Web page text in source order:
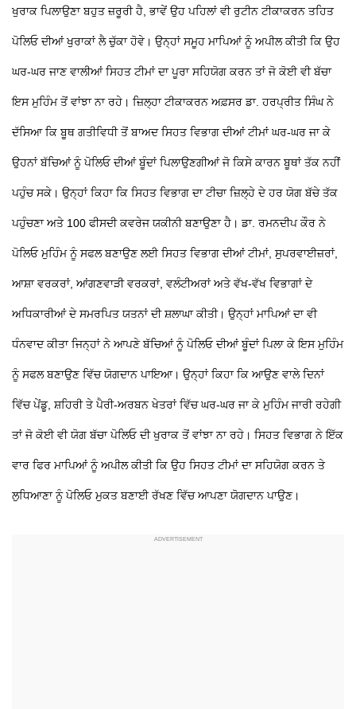
ਖੁਰਾਕ ਪਿਲਾਉਣਾ ਬਹੁਤ ਜ਼ਰੂਰੀ ਹੈ, ਭਾਵੇਂ ਉਹ ਪਹਿਲਾਂ ਵੀ ਰੁਟੀਨ ਟੀਕਾਕਰਨ ਤਹਿਤ
ਪੋਲਿਓ ਦੀਆਂ ਖੁਰਾਕਾਂ ਲੈ ਚੁੱਕਾ ਹੋਵੇ। ਉਨ੍ਹਾਂ ਸਮੂਹ ਮਾਪਿਆਂ ਨੂੰ ਅਪੀਲ ਕੀਤੀ ਕਿ ਉਹ
ਘਰ-ਘਰ ਜਾਣ ਵਾਲੀਆਂ ਸਿਹਤ ਟੀਮਾਂ ਦਾ ਪੂਰਾ ਸਹਿਯੋਗ ਕਰਨ ਤਾਂ ਜੋ ਕੋਈ ਵੀ ਬੱਚਾ
ਇਸ ਮੁਹਿੰਮ ਤੋਂ ਵਾਂਝਾ ਨਾ ਰਹੇ। ਜ਼ਿਲ੍ਹਾ ਟੀਕਾਕਰਨ ਅਫ਼ਸਰ ਡਾ. ਹਰਪ੍ਰੀਤ ਸਿੰਘ ਨੇ
ਦੱਸਿਆ ਕਿ ਬੂਥ ਗਤੀਵਿਧੀ ਤੋਂ ਬਾਅਦ ਸਿਹਤ ਵਿਭਾਗ ਦੀਆਂ ਟੀਮਾਂ ਘਰ-ਘਰ ਜਾ ਕੇ
ਉਹਨਾਂ ਬੱਚਿਆਂ ਨੂੰ ਪੋਲਿਓ ਦੀਆਂ ਬੂੰਦਾਂ ਪਿਲਾਉਣਗੀਆਂ ਜੋ ਕਿਸੇ ਕਾਰਨ ਬੂਥਾਂ ਤੱਕ ਨਹੀਂ
ਪਹੁੰਚ ਸਕੇ। ਉਨ੍ਹਾਂ ਕਿਹਾ ਕਿ ਸਿਹਤ ਵਿਭਾਗ ਦਾ ਟੀਚਾ ਜ਼ਿਲ੍ਹੇ ਦੇ ਹਰ ਯੋਗ ਬੱਚੇ ਤੱਕ
ਪਹੁੰਚਣਾ ਅਤੇ 100 ਫੀਸਦੀ ਕਵਰੇਜ ਯਕੀਨੀ ਬਣਾਉਣਾ ਹੈ।ਡਾ. ਰਮਨਦੀਪ ਕੌਰ ਨੇ
ਪੋਲਿਓ ਮੁਹਿੰਮ ਨੂੰ ਸਫਲ ਬਣਾਉਣ ਲਈ ਸਿਹਤ ਵਿਭਾਗ ਦੀਆਂ ਟੀਮਾਂ, ਸੁਪਰਵਾਈਜ਼ਰਾਂ,
ਆਸ਼ਾ ਵਰਕਰਾਂ, ਆਂਗਣਵਾੜੀ ਵਰਕਰਾਂ, ਵਲੰਟੀਅਰਾਂ ਅਤੇ ਵੱਖ-ਵੱਖ ਵਿਭਾਗਾਂ ਦੇ
ਅਧਿਕਾਰੀਆਂ ਦੇ ਸਮਰਪਿਤ ਯਤਨਾਂ ਦੀ ਸ਼ਲਾਘਾ ਕੀਤੀ। ਉਨ੍ਹਾਂ ਮਾਪਿਆਂ ਦਾ ਵੀ
ਧੰਨਵਾਦ ਕੀਤਾ ਜਿਨ੍ਹਾਂ ਨੇ ਆਪਣੇ ਬੱਚਿਆਂ ਨੂੰ ਪੋਲਿਓ ਦੀਆਂ ਬੂੰਦਾਂ ਪਿਲਾ ਕੇ ਇਸ ਮੁਹਿੰਮ
ਨੂੰ ਸਫਲ ਬਣਾਉਣ ਵਿੱਚ ਯੋਗਦਾਨ ਪਾਇਆ। ਉਨ੍ਹਾਂ ਕਿਹਾ ਕਿ ਆਉਣ ਵਾਲੇ ਦਿਨਾਂ
ਵਿੱਚ ਪੇਂਡੂ, ਸ਼ਹਿਰੀ ਤੇ ਪੈਰੀ-ਅਰਬਨ ਖੇਤਰਾਂ ਵਿੱਚ ਘਰ-ਘਰ ਜਾ ਕੇ ਮੁਹਿੰਮ ਜਾਰੀ ਰਹੇਗੀ
ਤਾਂ ਜੋ ਕੋਈ ਵੀ ਯੋਗ ਬੱਚਾ ਪੋਲਿਓ ਦੀ ਖੁਰਾਕ ਤੋਂ ਵਾਂਝਾ ਨਾ ਰਹੇ। ਸਿਹਤ ਵਿਭਾਗ ਨੇ ਇੱਕ
ਵਾਰ ਫਿਰ ਮਾਪਿਆਂ ਨੂੰ ਅਪੀਲ ਕੀਤੀ ਕਿ ਉਹ ਸਿਹਤ ਟੀਮਾਂ ਦਾ ਸਹਿਯੋਗ ਕਰਨ ਤੇ
ਲੁਧਿਆਣਾ ਨੂੰ ਪੋਲਿਓ ਮੁਕਤ ਬਣਾਈ ਰੱਖਣ ਵਿੱਚ ਆਪਣਾ ਯੋਗਦਾਨ ਪਾਉਣ।